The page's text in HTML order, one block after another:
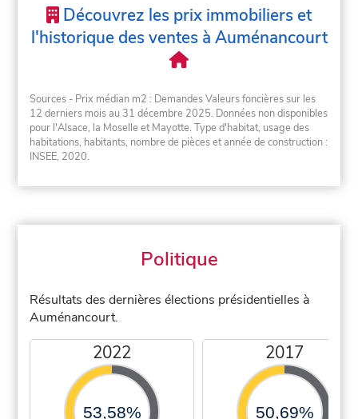
Découvrez les prix immobiliers et
l'historique des ventes à Auménancourt
Sources - Prix médian m2 : Demandes Valeurs foncières sur les
12 derniers mois au 31 décembre 2025. Données non disponibles
pour l'Alsace, la Moselle et Mayotte. Type d'habitat, usage des
habitations, habitants, nombre de pièces et année de construction :
INSEE, 2020.
Politique
Résultats des dernières élections présidentielles à
Auménancourt.
2022
53,58%
2017
50,69%